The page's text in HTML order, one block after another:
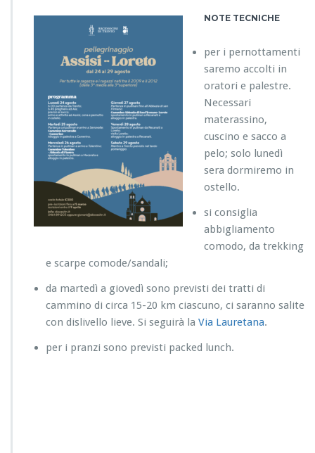
NOTE TECNICHE
per i pernottamenti
saremo accolti in
oratori e palestre.
Necessari
materassino,
cuscino e sacco a
pelo; solo lunedì
sera dormiremo in
ostello.
si consiglia
abbigliamento
comodo, da trekking
e scarpe comode/sandali;
da martedì a giovedì sono previsti dei tratti di
cammino di circa 15-20 km ciascuno, ci saranno salite
con dislivello lieve. Si seguirà la Via Lauretana.
per i pranzi sono previsti packed lunch.